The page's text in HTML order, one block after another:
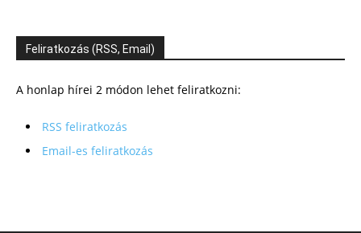
Feliratkozás (RSS, Email)
A honlap hírei 2 módon lehet feliratkozni:
RSS feliratkozás
Email-es feliratkozás